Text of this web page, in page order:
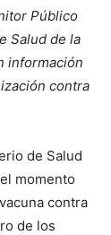
Público
Salud de la
información
contra
de Salud
momento
contra
de los